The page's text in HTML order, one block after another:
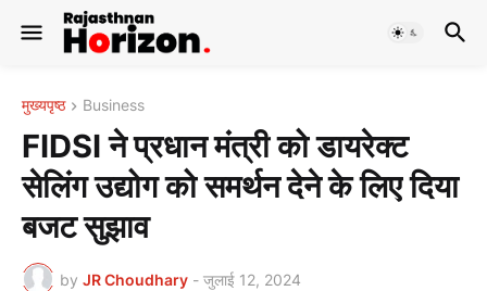
मुख्यपृष्ठ Business
FIDSI ने प्रधान मंत्री को डायरेक्ट
सेलिंग उद्योग को समर्थन देने के लिए दिया
बजट सुझाव
by JR Choudhary - जुलाई 12, 2024